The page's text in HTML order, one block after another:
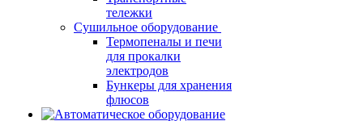
тележки
Сушильное оборудование
Термопеналы и печи
для прокалки
электродов
Бункеры для хранения
флюсов